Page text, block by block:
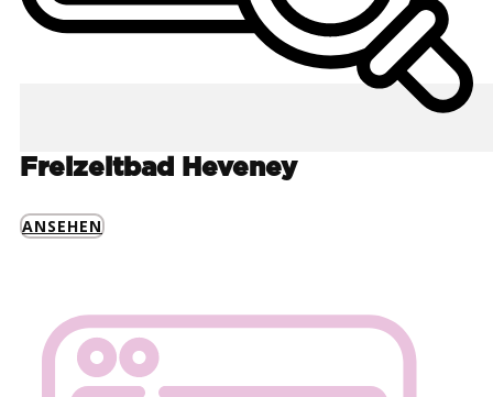
Freizeitbad Heveney
ANSEHEN